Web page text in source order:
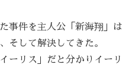
事件を主人公「新海翔」は
そして解決してきた。
ーリス」だと分かりイーリ